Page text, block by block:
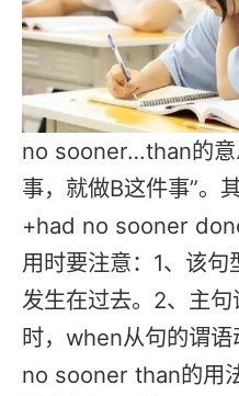
no sooner…than的意
事，就做B这件事”。
+had no sooner
用时要注意：1、该
发生在过去。2、主
时，when从句的谓语
no sooner than的用